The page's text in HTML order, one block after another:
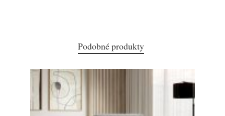
Podobné produkty